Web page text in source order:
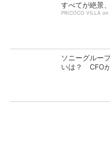
すべてが絶景
PR(COCO VILLA on
ソニーグルー
いは？ CFO